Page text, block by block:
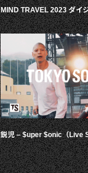
MIND TRAVEL 2023 ダイ
鋭児 – $uper $onic（Live